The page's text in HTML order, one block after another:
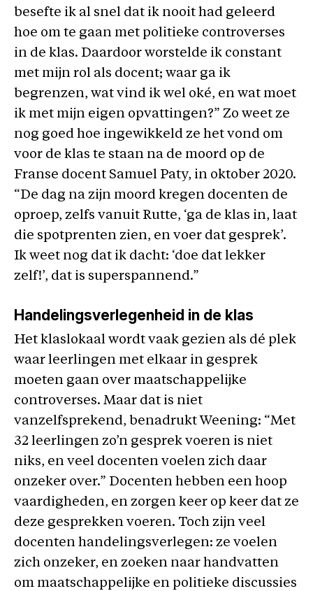
besefte ik al snel dat ik nooit had geleerd
hoe om te gaan met politieke controverses
in de klas. Daardoor worstelde ik constant
met mijn rol als docent; waar ga ik
begrenzen, wat vind ik wel oké, en wat moet
ik met mijn eigen opvattingen?” Zo weet ze
nog goed hoe ingewikkeld ze het vond om
voor de klas te staan na de moord op de
Franse docent Samuel Paty, in oktober 2020.
“De dag na zijn moord kregen docenten de
oproep, zelfs vanuit Rutte, ‘ga de klas in, laat
die spotprenten zien, en voer dat gesprek’.
Ik weet nog dat ik dacht: ‘doe dat lekker
zelf!’, dat is superspannend.”
Handelingsverlegenheid in de klas
Het klaslokaal wordt vaak gezien als dé plek
waar leerlingen met elkaar in gesprek
moeten gaan over maatschappelijke
controverses. Maar dat is niet
vanzelfsprekend, benadrukt Weening: “Met
32 leerlingen zo’n gesprek voeren is niet
niks, en veel docenten voelen zich daar
onzeker over.” Docenten hebben een hoop
vaardigheden, en zorgen keer op keer dat ze
deze gesprekken voeren. Toch zijn veel
docenten handelingsverlegen: ze voelen
zich onzeker, en zoeken naar handvatten
om maatschappelijke en politieke discussies